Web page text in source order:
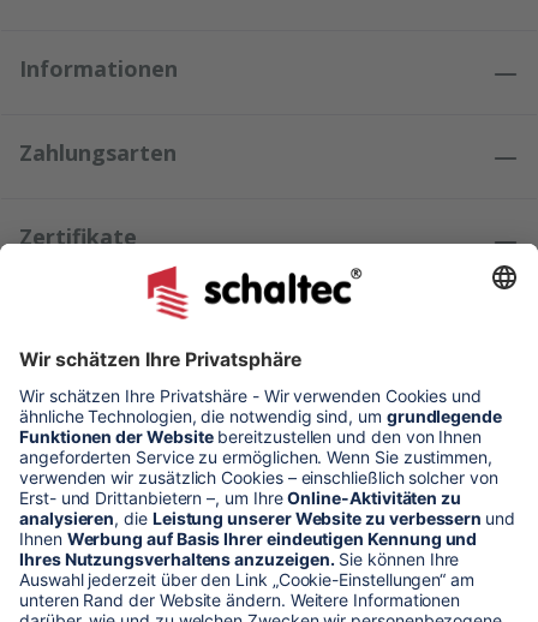
Informationen
Zahlungsarten
Zertifikate
Kundenmeinungen
* Alle Preise verstehen sich zzgl. Mehrwertsteuer und Versandkosten